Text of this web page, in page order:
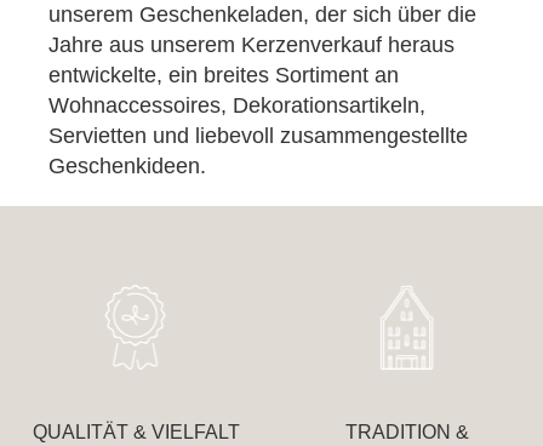
unserem Geschenkeladen, der sich über die
Jahre aus unserem Kerzenverkauf heraus
entwickelte, ein breites Sortiment an
Wohnaccessoires, Dekorationsartikeln,
Servietten und liebevoll zusammengestellte
Geschenkideen.
QUALITÄT & VIELFALT
TRADITION &